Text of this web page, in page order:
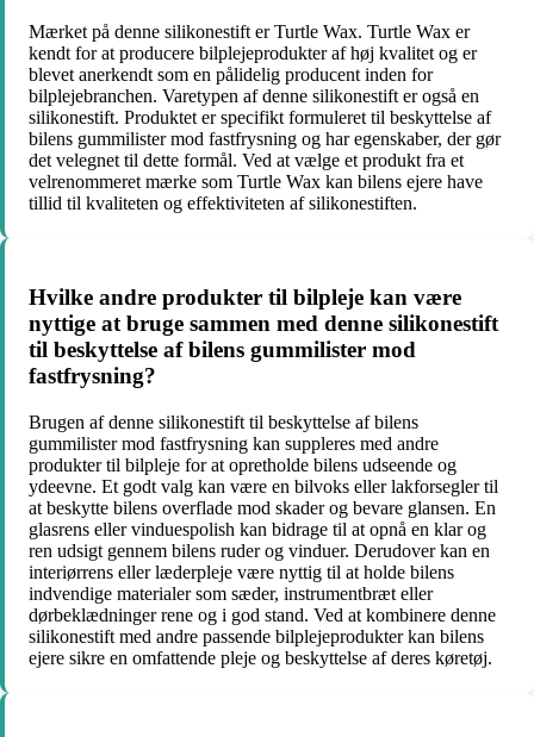
Mærket på denne silikonestift er Turtle Wax. Turtle Wax er
kendt for at producere bilplejeprodukter af høj kvalitet og er
blevet anerkendt som en pålidelig producent inden for
bilplejebranchen. Varetypen af denne silikonestift er også en
silikonestift. Produktet er specifikt formuleret til beskyttelse af
bilens gummilister mod fastfrysning og har egenskaber, der gør
det velegnet til dette formål. Ved at vælge et produkt fra et
velrenommeret mærke som Turtle Wax kan bilens ejere have
tillid til kvaliteten og effektiviteten af silikonestiften.
Hvilke andre produkter til bilpleje kan være
nyttige at bruge sammen med denne silikonestift
til beskyttelse af bilens gummilister mod
fastfrysning?
Brugen af denne silikonestift til beskyttelse af bilens
gummilister mod fastfrysning kan suppleres med andre
produkter til bilpleje for at opretholde bilens udseende og
ydeevne. Et godt valg kan være en bilvoks eller lakforsegler til
at beskytte bilens overflade mod skader og bevare glansen. En
glasrens eller vinduespolish kan bidrage til at opnå en klar og
ren udsigt gennem bilens ruder og vinduer. Derudover kan en
interiørrens eller læderpleje være nyttig til at holde bilens
indvendige materialer som sæder, instrumentbræt eller
dørbeklædninger rene og i god stand. Ved at kombinere denne
silikonestift med andre passende bilplejeprodukter kan bilens
ejere sikre en omfattende pleje og beskyttelse af deres køretøj.